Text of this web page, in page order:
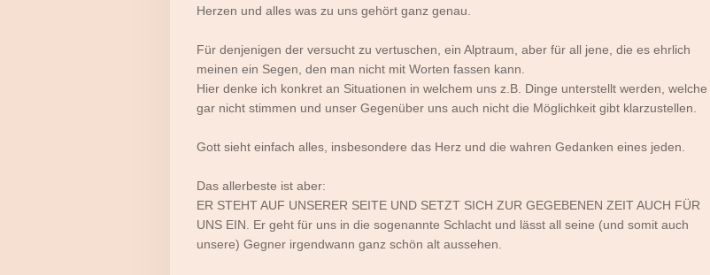
Herzen und alles was zu uns gehört ganz genau.
Für denjenigen der versucht zu vertuschen, ein Alptraum, aber für all jene, die es ehrlich
meinen ein Segen, den man nicht mit Worten fassen kann.
Hier denke ich konkret an Situationen in welchem uns z.B. Dinge unterstellt werden, welche
gar nicht stimmen und unser Gegenüber uns auch nicht die Möglichkeit gibt klarzustellen.
Gott sieht einfach alles, insbesondere das Herz und die wahren Gedanken eines jeden.
Das allerbeste ist aber:
ER STEHT AUF UNSERER SEITE UND SETZT SICH ZUR GEGEBENEN ZEIT AUCH FÜR
UNS EIN. Er geht für uns in die sogenannte Schlacht und lässt all seine (und somit auch
unsere) Gegner irgendwann ganz schön alt aussehen.